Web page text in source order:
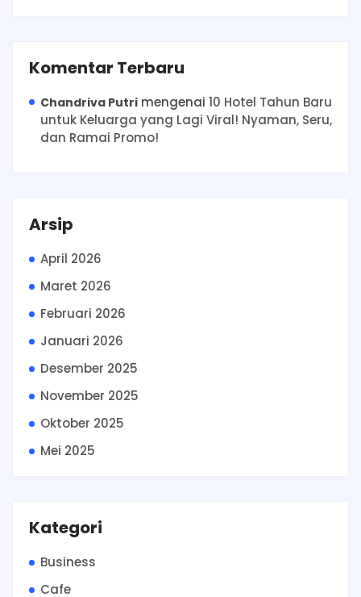
Komentar Terbaru
Chandriva Putri mengenai 10 Hotel Tahun Baru
untuk Keluarga yang Lagi Viral! Nyaman, Seru,
dan Ramai Promo!
Arsip
April 2026
Maret 2026
Februari 2026
Januari 2026
Desember 2025
November 2025
Oktober 2025
Mei 2025
Kategori
Business
Cafe